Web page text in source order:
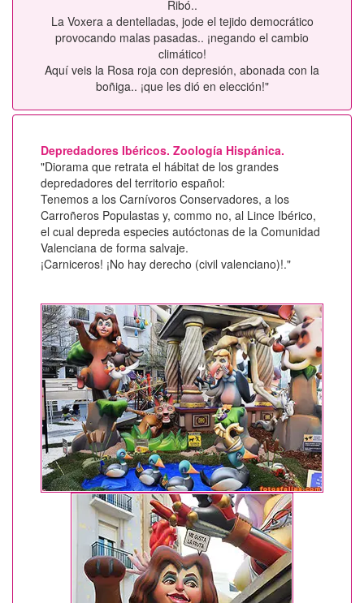
Ribó..
La Voxera a dentelladas, jode el tejido democrático
provocando malas pasadas.. ¡negando el cambio
climático!
Aquí veis la Rosa roja con depresión, abonada con la
boñiga.. ¡que les dió en elección!"
Depredadores Ibéricos. Zoología Hispánica.
"Diorama que retrata el hábitat de los grandes
depredadores del territorio español:
Tenemos a los Carnívoros Conservadores, a los
Carroñeros Populastas y, commo no, al Lince Ibérico,
el cual depreda especies autóctonas de la Comunidad
Valenciana de forma salvaje.
¡Carniceros! ¡No hay derecho (civil valenciano)!."